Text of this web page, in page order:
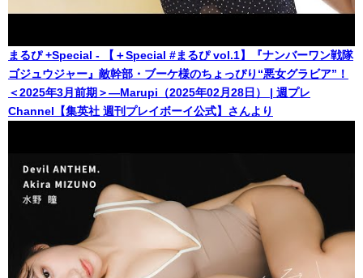
まるぴ +Special - 【＋Special #まるぴ vol.1】『ナンバーワン戦隊
ゴジュウジャー』敵幹部・ブーケ様のちょっぴり“悪女グラビア”！
＜2025年3月前期＞―Marupi（2025年02月28日） | 週プレ
Channel【集英社 週刊プレイボーイ公式】さんより